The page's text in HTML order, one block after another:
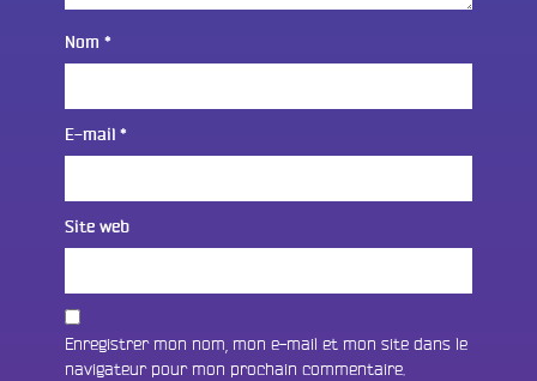
Nom *
E-mail *
Site web
Enregistrer mon nom, mon e-mail et mon site dans le
navigateur pour mon prochain commentaire.